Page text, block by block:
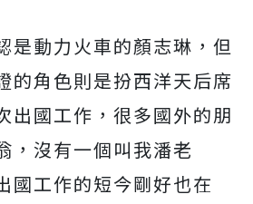
是動力火車的顏志琳， 但
的角色則是扮西洋天后席
出國工作，很多國外的朋
， 沒有一個叫我潘老
國工作的短今剛好也在